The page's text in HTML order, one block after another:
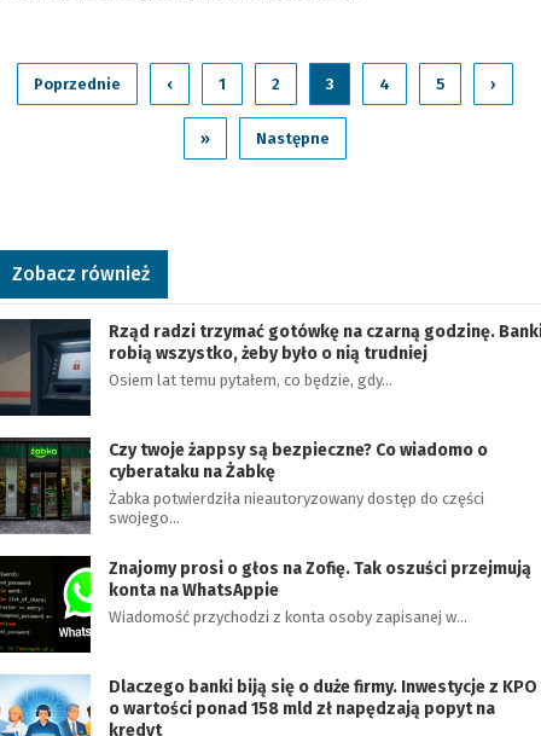
Poprzednie ‹ 1 2 3 4 5 ›
» Następne
Zobacz również
Rząd radzi trzymać gotówkę na czarną godzinę.
robią wszystko, żeby było o nią trudniej
Osiem lat temu pytałem, co będzie, gdy…
Czy twoje żappsy są bezpieczne? Co wiadomo o
cyberataku na Żabkę
Żabka potwierdziła nieautoryzowany dostęp do części
swojego…
Znajomy prosi o głos na Zofię. Tak oszuści przejmują
konta na WhatsAppie
Wiadomość przychodzi z konta osoby zapisanej w…
Dlaczego banki biją się o duże firmy. Inwestycje z KPO
o wartości ponad 158 mld zł napędzają popyt na
kredyt